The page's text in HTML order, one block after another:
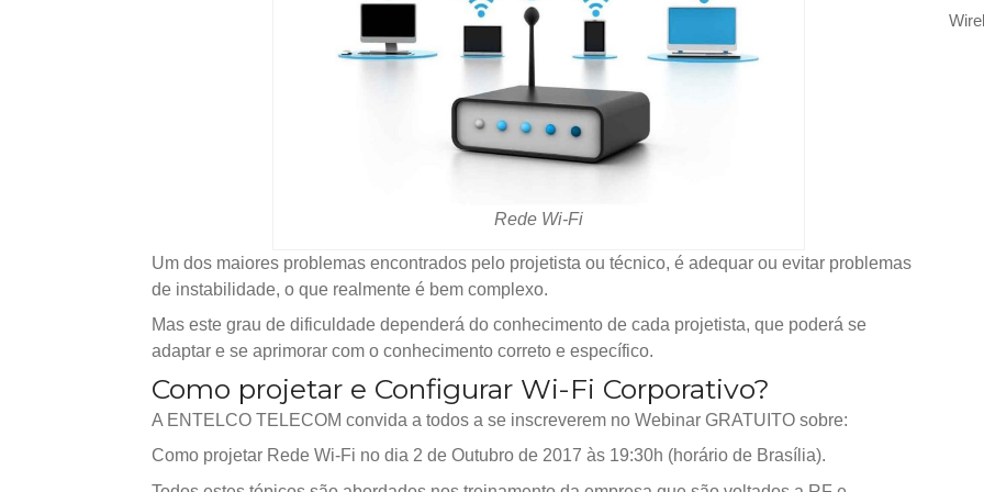
Rede Wi-Fi
Um dos maiores problemas encontrados pelo projetista ou técnico, é adequar ou evitar problemas
de instabilidade, o que realmente é bem complexo.
Mas este grau de dificuldade dependerá do conhecimento de cada projetista, que poderá se
adaptar e se aprimorar com o conhecimento correto e específico.
Como projetar e Configurar Wi-Fi Corporativo?
A ENTELCO TELECOM convida a todos a se inscreverem no Webinar GRATUITO sobre:
Como projetar Rede Wi-Fi no dia 2 de Outubro de 2017 às 19:30h (horário de Brasília).